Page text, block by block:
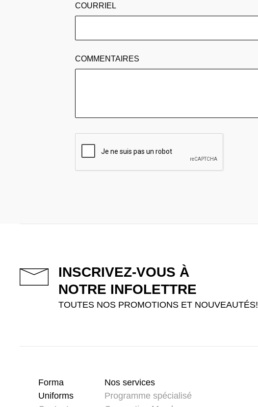
COURRIEL
COMMENTAIRES
INSCRIVEZ-VOUS À
NOTRE INFOLETTRE
TOUTES NOS PROMOTIONS ET NOUVEAUTÉS!
Forma
Uniforms
Nos services
Programme spécialisé